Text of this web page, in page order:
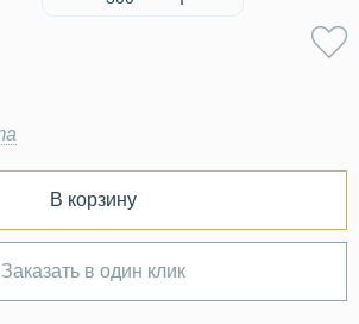
В корзину
Заказать в один клик